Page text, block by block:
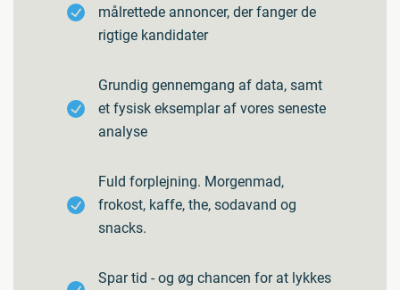
målrettede annoncer, der fanger de
rigtige kandidater
Grundig gennemgang af data, samt
et fysisk eksemplar af vores seneste
analyse
Fuld forplejning. Morgenmad,
frokost, kaffe, the, sodavand og
snacks.
Spar tid - og øg chancen for at lykkes